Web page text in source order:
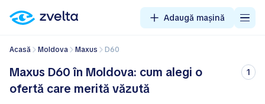
Adaugă mașină
Acasă Moldova Maxus D60
Maxus D60 în Moldova: cum alegi o
ofertă care merită văzută
1